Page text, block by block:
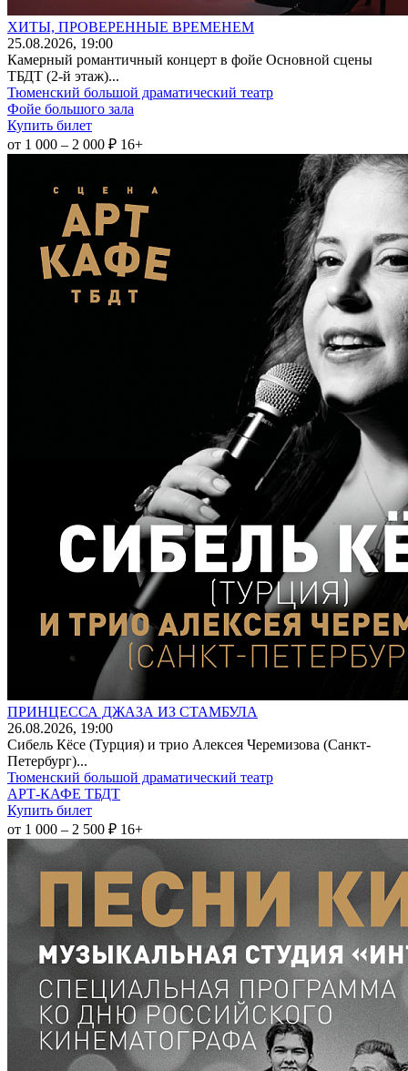
ХИТЫ, ПРОВЕРЕННЫЕ ВРЕМЕНЕМ
25.08.2026, 19:00
Камерный романтичный концерт в фойе Основной сцены
ТБДТ (2-й этаж)...
Тюменский большой драматический театр
Фойе большого зала
Купить билет
от 1 000 – 2 000 ₽ 16+
ПРИНЦЕССА ДЖАЗА ИЗ СТАМБУЛА
26.08.2026, 19:00
Сибель Кёсе (Турция) и трио Алексея Черемизова (Санкт-
Петербург)...
Тюменский большой драматический театр
АРТ-КАФЕ ТБДТ
Купить билет
от 1 000 – 2 500 ₽ 16+